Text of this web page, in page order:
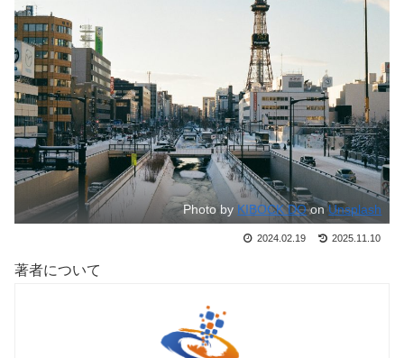
Photo by KIBOCK DOonUnsplash
2024.02.19 2025.11.10
著者について